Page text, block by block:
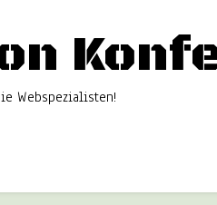
Webspezialisten!